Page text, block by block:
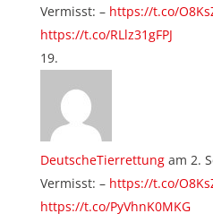
Vermisst: – https://t.co/
https://t.co/RLlz31gFPJ
DeutscheTierrettung am 2.
Vermisst: – https://t.co/
https://t.co/PyVhnK0MKG